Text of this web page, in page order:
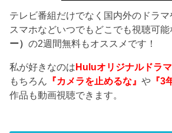
テレビ番組だけでなく国内外のドラマ
スマホなどいつでもどこでも視聴可能
ー）の2週間無料もオススメです！
私が好きなのはHuluオリジナルドラマ
もちろん 『カメラを止めるな』や 『3
作品も動画視聴できます。